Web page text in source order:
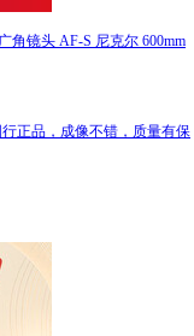
角镜头 AF-S 尼克尔 600mm
正品，成像不错，质量有保